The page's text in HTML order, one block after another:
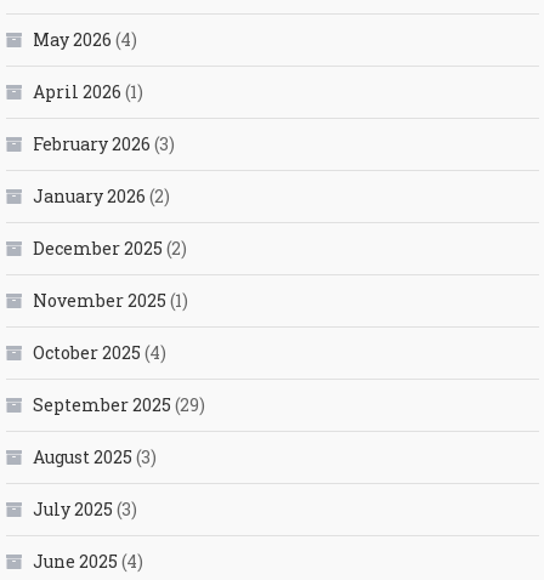
May 2026 (4)
April 2026 (1)
February 2026 (3)
January 2026 (2)
December 2025 (2)
November 2025 (1)
October 2025 (4)
September 2025 (29)
August 2025 (3)
July 2025 (3)
June 2025 (4)